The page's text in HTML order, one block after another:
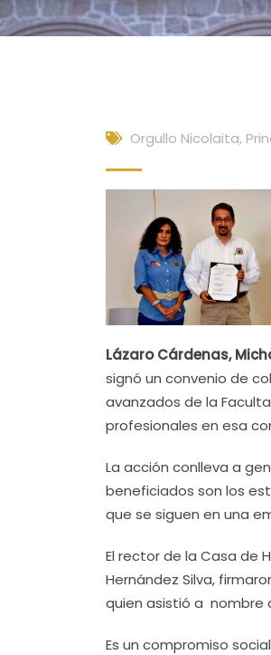
Orgullo Nicolaita,
Lázaro Cárdenas,
signó un convenio de
avanzados de la
profesionales en esa
La acción conlleva a
beneficiados son los
que se siguen en una
El rector de la Casa de
Hernández Silva,
quien asistió a nombre
Es un compromiso